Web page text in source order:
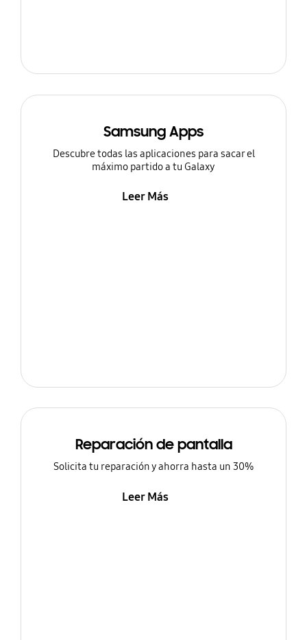
Samsung Apps
Descubre todas las aplicaciones para sacar el
máximo partido a tu Galaxy
Leer Más
Reparación de pantalla
Solicita tu reparación y ahorra hasta un 30%
Leer Más